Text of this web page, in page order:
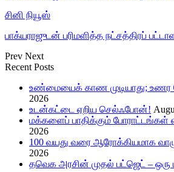
சினி நியூஸ்
பாக்யராஜுடன் பரிமளித்த நட்சத்திரப்
Prev Next
Recent Posts
உண்மையைக் காண முடியாது; உணர
2026
உடன்கட்டை ஏறிய செல்ஃபோன்!
மக்களைப் பாதிக்கும் போராட்டங்கள்
2026
100 வயது வரை ஆரோக்கியமாக
2026
தவெக அரசின் முதல் பட்ஜெட் – ஒரு